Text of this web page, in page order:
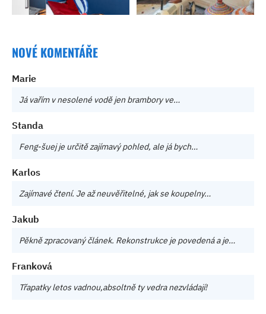
NOVÉ KOMENTÁŘE
Marie
Já vařím v nesolené vodě jen brambory ve…
Standa
Feng-šuej je určitě zajímavý pohled, ale já bych…
Karlos
Zajímavé čtení. Je až neuvěřitelné, jak se koupelny…
Jakub
Pěkně zpracovaný článek. Rekonstrukce je povedená a je…
Franková
Třapatky letos vadnou,absoltně ty vedra nezvládají!